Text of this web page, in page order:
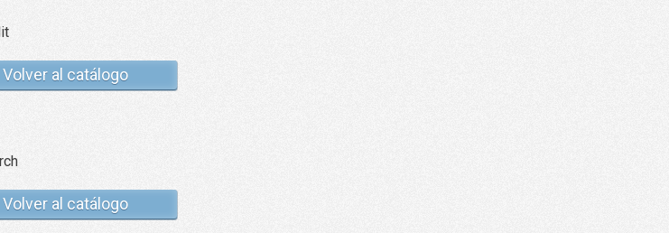
Volver al catálogo
Volver al catálogo